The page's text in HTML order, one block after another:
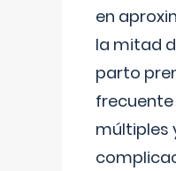
en
la mitad
parto
múltiples